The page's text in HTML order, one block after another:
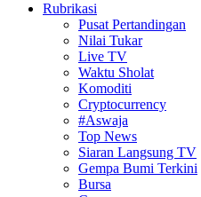
Rubrikasi
Pusat Pertandingan
Nilai Tukar
Live TV
Waktu Sholat
Komoditi
Cryptocurrency
#Aswaja
Top News
Siaran Langsung TV
Gempa Bumi Terkini
Bursa